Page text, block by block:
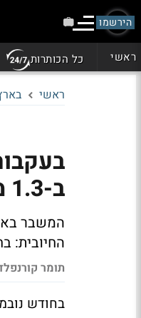
הירשמו
ראשי כל הכותרות
ראשי
ב-1.3 מיליארד דולר בנובמבר
החיובית:
תומר